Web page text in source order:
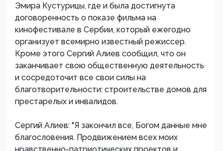
Эмира Кустурицы, где и была достигнута
договоренность о показе фильма на
кинофестивале в Сербии, который ежегодно
организует всемирно известный режиссер.
Кроме этого Сергий Алиев сообщил, что он
заканчивает свою общественную деятельность
и сосредоточит все свои силы на
благотворительности: строительстве домов для
престарелых и инвалидов.
Сергий Алиев: "Я закончил все, Богом данные мне
благословения. Продвижением всех моих